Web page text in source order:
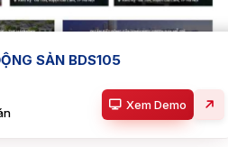
SẢN BDS105
Xem Demo